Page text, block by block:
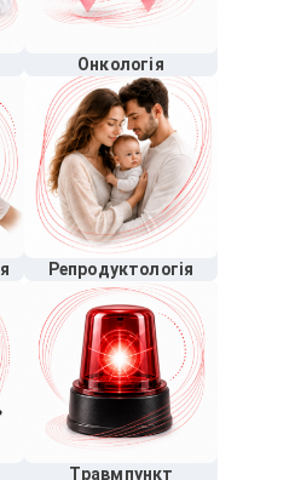
Онкологія
Репродуктологія
Травмпункт